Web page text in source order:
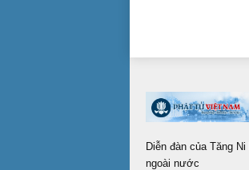
Diễn đàn của Tăng
ngoài nước